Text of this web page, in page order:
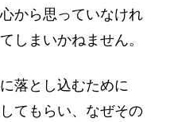
から思っていなけれ
しまいかねません。
落とし込むために
てもらい、なぜその